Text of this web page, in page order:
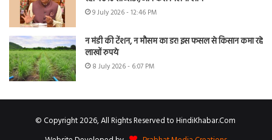
9 July 2026 - 12:46 PM
न मंडी की टेंशन, न मौसम का डर! इस फसल से किसान कमा रहे
लाखों रुपये
8 July 2026 - 6:07 PM
© Copyright 2026, All Rights Reserved to HindiKhabar.Com